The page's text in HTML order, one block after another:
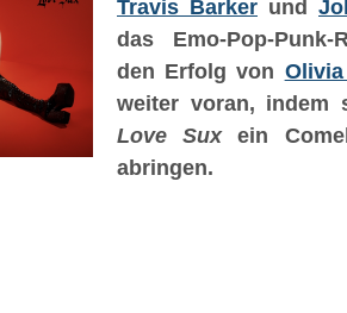
Travis Barker und
das Emo-Pop-
den Erfolg von
weiter voran, indem
Love Suxein
abringen.